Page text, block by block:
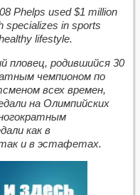
Phelps used $1 million
specializes in sports
lifestyle.
пловец, родившийся 30
чемпионом по
всех времен,
на Олимпийских
как в
так и в эстафетах.